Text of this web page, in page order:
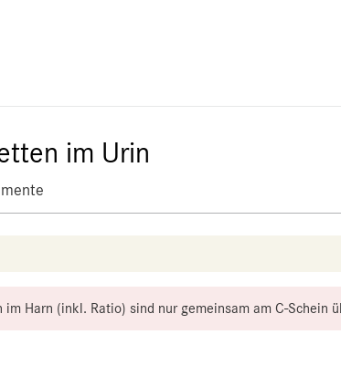
im Urin
Harn (inkl. Ratio) sind nur gemeinsam am C-Schein